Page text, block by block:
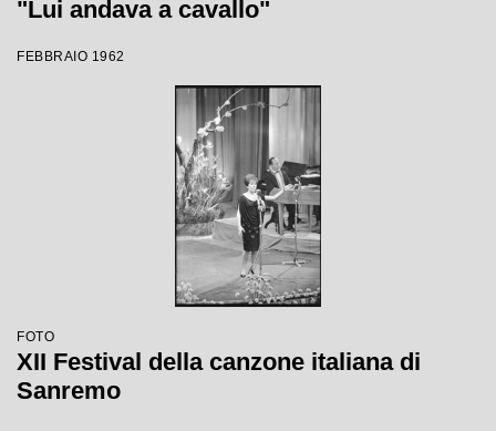
"Lui andava a cavallo"
FEBBRAIO 1962
FOTO
XII Festival della canzone italiana di
Sanremo